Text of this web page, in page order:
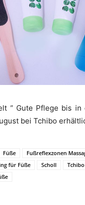
” Gute Pflege bis in
bei Tchibo
Füße Fußreflexzonen
für Füße Scholl